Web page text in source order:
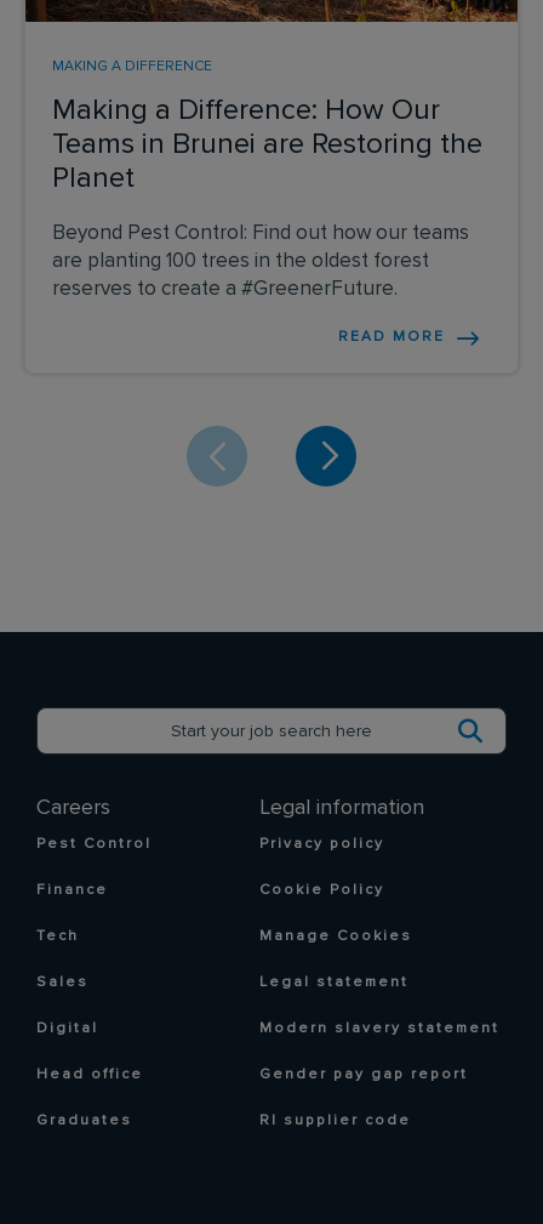
Making a Difference: How Our
Teams in Brunei are Restoring the
Planet
MAKING A DIFFERENCE
Beyond Pest Control: Find out how our teams
are planting 100 trees in the oldest forest
reserves to create a #GreenerFuture.
READ MORE
Careers
Pest Control
Finance
Tech
Sales
Digital
Head office
Graduates
Legal information
Privacy policy
Cookie Policy
Manage Cookies
Legal statement
Modern slavery statement
Gender pay gap report
RI supplier code